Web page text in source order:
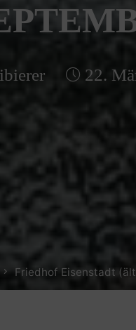
22.
Friedhof Eisenstadt